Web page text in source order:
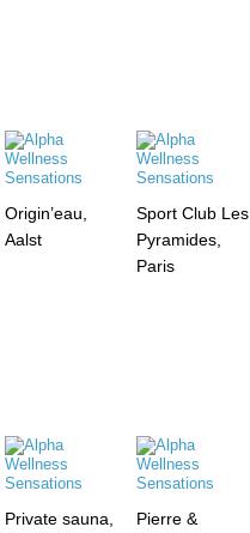
Origin’eau,
Aalst
Sport Club Les
Pyramides,
Paris
Private sauna,
Pierre &